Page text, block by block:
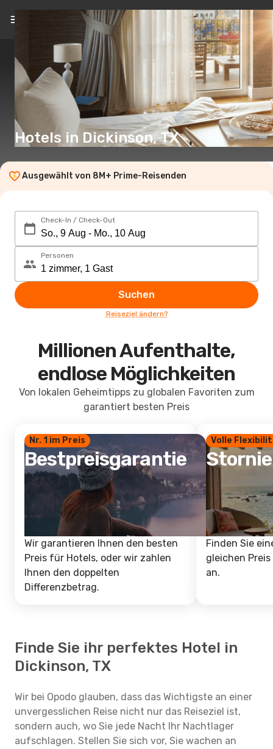
DE(€)
Hotels in Dickinson, TX
Ausgewählt von 8M+ Prime-Reisenden
Check-In / Check-Out
Personen
Suchen
Reiseziel ändern?
Millionen Aufenthalte,
endlose Möglichkeiten
Von lokalen Geheimtipps zu globalen Favoriten zum
garantiert besten Preis
Nr. 1 im Preis
Bestpreisgarantie
Wir garantieren Ihnen den besten
Preis für Hotels, oder wir zahlen
Ihnen den doppelten
Differenzbetrag.
Volle
Finden Sie
gleichen
an.
Finde Sie ihr perfektes Hotel in
Dickinson, TX
Wir bei Opodo glauben, dass das Wichtigste an einer
unvergesslichen Reise nicht nur das Reiseziel ist,
sondern auch, wo Sie jede Nacht Ihr Nachtlager
aufschlagen. Stellen Sie sich vor, Sie wachen an